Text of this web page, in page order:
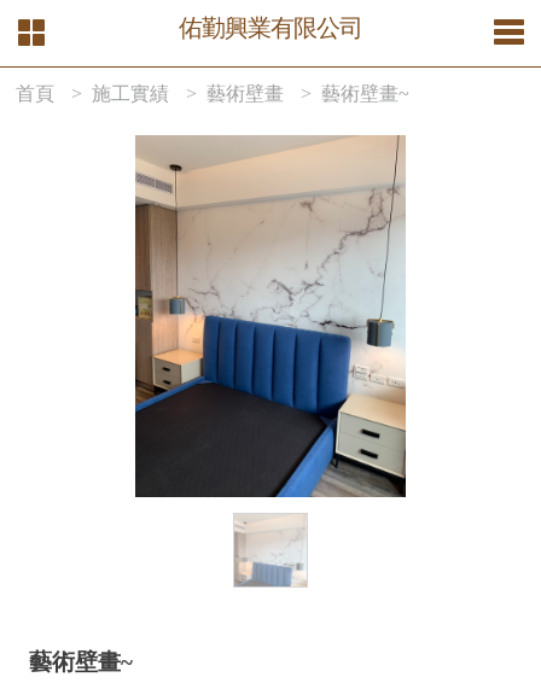
佑勤興業有限公司
首頁 > 施工實績 > 藝術壁畫 > 藝術壁畫~
藝術壁畫~